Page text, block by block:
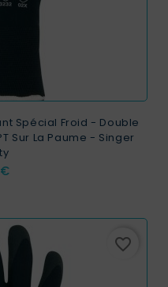
Spécial Froid - Double
Sur La Paume - Singer
favorite_border